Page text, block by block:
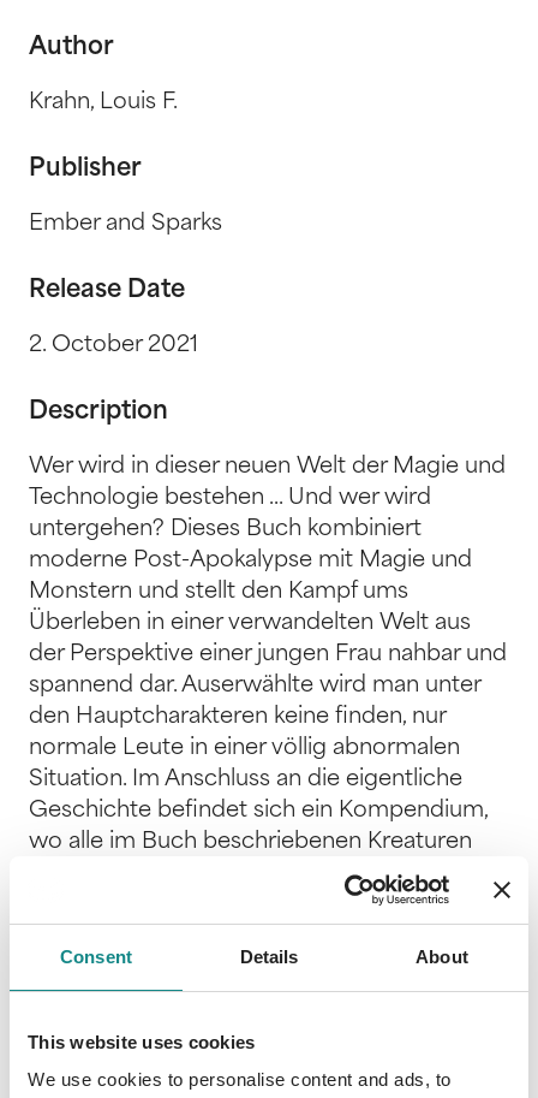
Consent Details About
This website uses cookies
We use cookies to personalise content and ads, to
Author
Krahn, Louis F.
Publisher
Ember and Sparks
Release Date
2. October 2021
Description
Wer wird in dieser neuen Welt der Magie und
Technologie bestehen ... Und wer wird
untergehen? Dieses Buch kombiniert
moderne Post-Apokalypse mit Magie und
Monstern und stellt den Kampf ums
Überleben in einer verwandelten Welt aus
der Perspektive einer jungen Frau nahbar und
spannend dar. Auserwählte wird man unter
den Hauptcharakteren keine finden, nur
normale Leute in einer völlig abnormalen
Situation. Im Anschluss an die eigentliche
Geschichte befindet sich ein Kompendium,
wo alle im Buch beschriebenen Kreaturen
und die wichtigsten Charaktere illustriert
sind. Nach einer rätselhaften Warnung im
Welt. Astrid, eine junge Frau, wird in der
übernatürlichen Dunkelheit von ihrer Familie
getrennt und erwacht am nächsten Morgen
Während des Nebels erhielt sie den Körper